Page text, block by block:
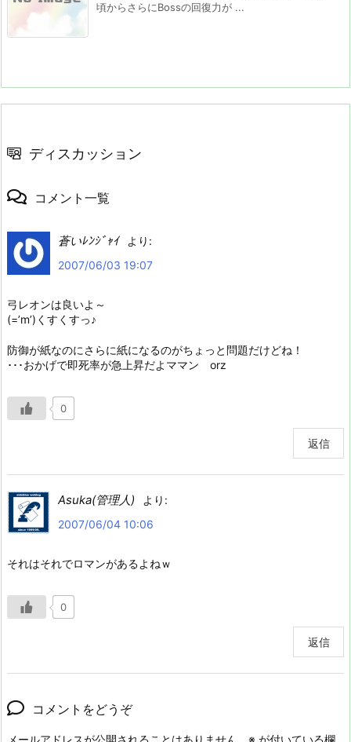
頃からさらにBossの回復力が ...
ディスカッション
コメント一覧
蒼いﾚﾝｼﾞｬｲ
より:
2007/06/03 19:07
弓レオンは良いよ～
(=’m’)くすくすっ♪
防御が紙なのにさらに紙になるのがちょっと問題だけどね！
･･･おかげで即死率が急上昇だよママン orz
0
返信
Asuka(管理人)
より:
2007/06/04 10:06
それはそれでロマンがあるよねｗ
0
返信
コメントをどうぞ